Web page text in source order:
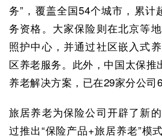
务”，覆盖全国54个城市，累计
务资格。大家保险则在北京等
照护中心，并通过社区嵌入式
区养老服务。此外，中国太保推
养老解决方案，已在29家分公司
旅居养老为保险公司开辟了新
过推出“保险产品+旅居养老”模